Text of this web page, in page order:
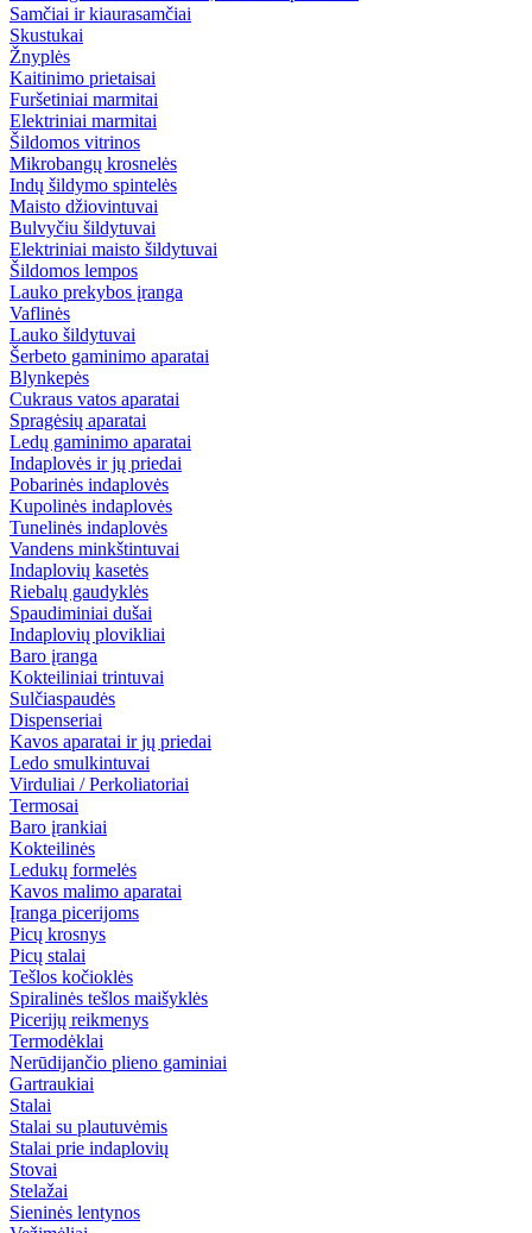
Samčiai ir kiaurasamčiai
Skustukai
Žnyplės
Kaitinimo prietaisai
Furšetiniai marmitai
Elektriniai marmitai
Šildomos vitrinos
Mikrobangų krosnelės
Indų šildymo spintelės
Maisto džiovintuvai
Bulvyčiu šildytuvai
Elektriniai maisto šildytuvai
Šildomos lempos
Lauko prekybos įranga
Vaflinės
Lauko šildytuvai
Šerbeto gaminimo aparatai
Blynkepės
Cukraus vatos aparatai
Spragėsių aparatai
Ledų gaminimo aparatai
Indaplovės ir jų priedai
Pobarinės indaplovės
Kupolinės indaplovės
Tunelinės indaplovės
Vandens minkštintuvai
Indaplovių kasetės
Riebalų gaudyklės
Spaudiminiai dušai
Indaplovių plovikliai
Baro įranga
Kokteiliniai trintuvai
Sulčiaspaudės
Dispenseriai
Kavos aparatai ir jų priedai
Ledo smulkintuvai
Virduliai / Perkoliatoriai
Termosai
Baro įrankiai
Kokteilinės
Ledukų formelės
Kavos malimo aparatai
Įranga picerijoms
Picų krosnys
Picų stalai
Tešlos kočioklės
Spiralinės tešlos maišyklės
Picerijų reikmenys
Termodėklai
Nerūdijančio plieno gaminiai
Gartraukiai
Stalai
Stalai su plautuvėmis
Stalai prie indaplovių
Stovai
Stelažai
Sieninės lentynos